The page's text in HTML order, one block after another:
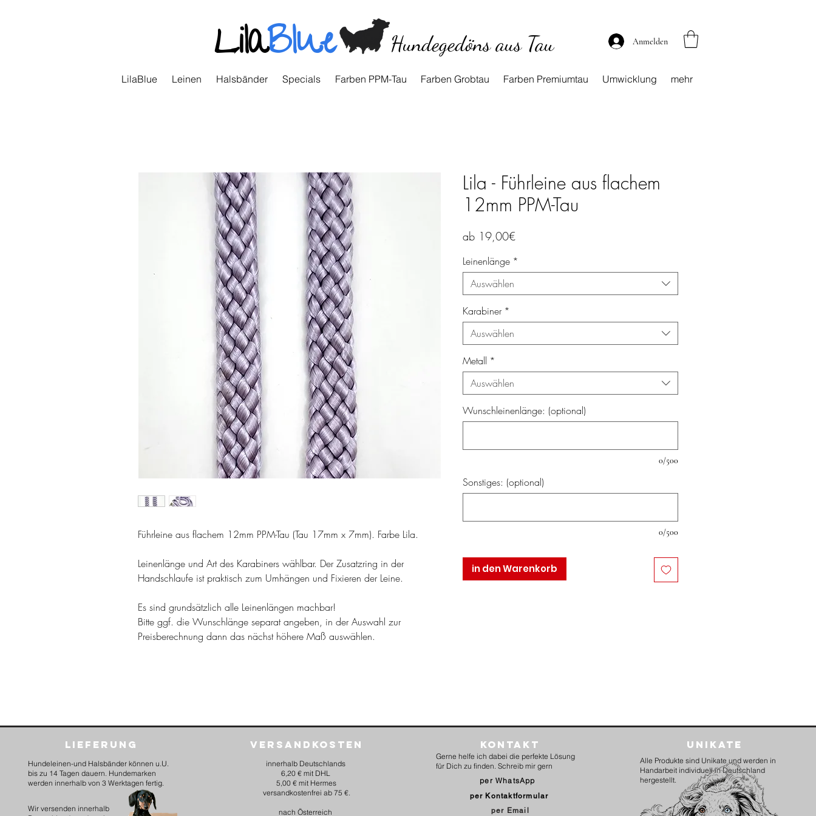
LilaBlue Hundegedöns aus Tau Anmelden
LilaBlue Leinen Halsbänder Specials Farben PPM-Tau Farben Grobtau Farben Premiumtau Umwicklung mehr
Führleine aus flachem 12mm PPM-Tau (Tau 17mm x 7mm). Farbe Lila.
Leinenlänge und Art des Karabiners wählbar. Der Zusatzring in der
Handschlaufe ist praktisch zum Umhängen und Fixieren der Leine.
Es sind grundsätzlich alle Leinenlängen machbar!
Bitte ggf. die Wunschlänge separat angeben, in der Auswahl zur
Preisberechnung dann das nächst höhere Maß auswählen.
Lila - Führleine aus flachem
12mm PPM-Tau
ab 19,00€Sale-
Leinenlänge *
Auswählen
Karabiner *
Auswählen
Metall *
Auswählen
Wunschleinenlänge: (optional)
0/500
Sonstiges: (optional)
0/500
in den Warenkorb
Lieferung
Hundeleinen-und Halsbänder können u.U.
bis zu 14 Tagen dauern. Hundemarken
werden innerhalb von 3 Werktagen fertig.
​Wir versenden innerhalb
Versandkosten
innerhalb Deutschlands
6,20 € mit DHL
5,00 € mit Hermes
versandkostenfrei ab 75 €.
nach Österreich
Kontakt
Gerne helfe ich dabei die perfekte Lösung
für Dich zu finden. Schreib mir gern
per WhatsApp
per Email
per Kontaktformular
Unikate
Alle Produkte sind Unikate und werden in
Handarbeit individuell in Deutschland
hergestellt.